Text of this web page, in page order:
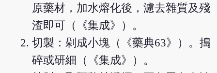
原藥材，加水熔化後，濾去雜質及殘
渣即可（《集成》）。
切製：剁成小塊（《藥典63》）。搗
碎或研細（《集成》）。